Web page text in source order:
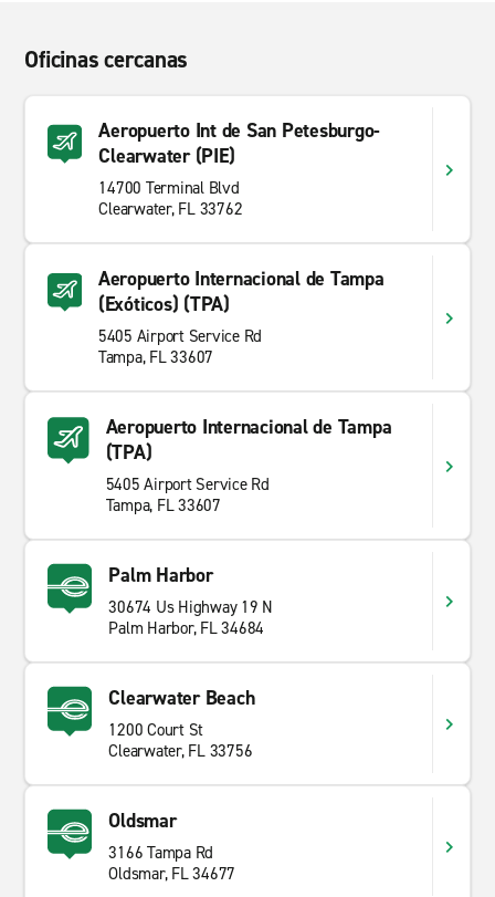
Oficinas cercanas
Aeropuerto Int de San Petesburgo-
Clearwater (PIE)
14700 Terminal Blvd
Clearwater, FL 33762
Aeropuerto Internacional de Tampa
(Exóticos) (TPA)
5405 Airport Service Rd
Tampa, FL 33607
Aeropuerto Internacional de Tampa
(TPA)
5405 Airport Service Rd
Tampa, FL 33607
Palm Harbor
30674 Us Highway 19 N
Palm Harbor, FL 34684
Clearwater Beach
1200 Court St
Clearwater, FL 33756
Oldsmar
3166 Tampa Rd
Oldsmar, FL 34677